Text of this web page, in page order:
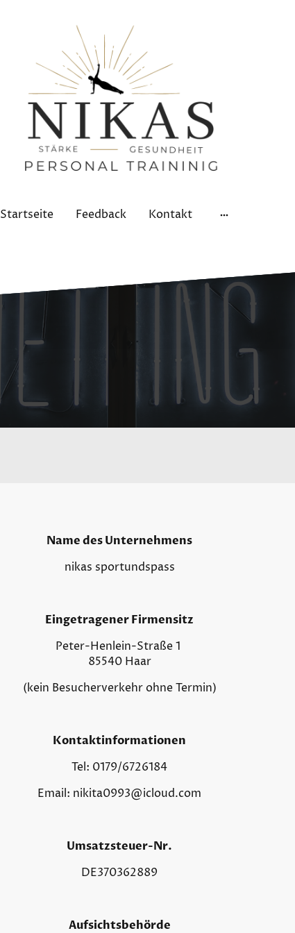
Startseite Feedback Kontakt
Name des Unternehmens
nikas sportundspass
Eingetragener Firmensitz
Peter-Henlein-Straße 1
85540 Haar
(kein Besucherverkehr ohne Termin)
Kontaktinformationen
Tel: 0179/6726184
Email: nikita0993@icloud.com
Umsatzsteuer-Nr.
DE370362889
Aufsichtsbehörde